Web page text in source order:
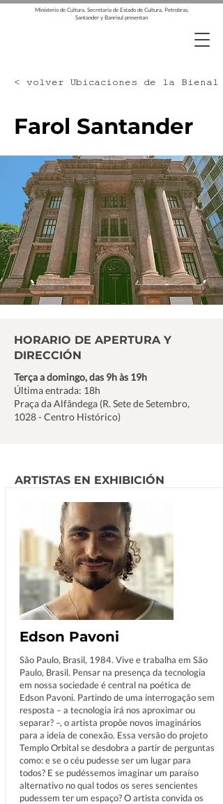
Ministerio de Cultura, Secretaría de Estado de Cultura, Petrobras,
Santander y Banrisul presentan
< volver Ubicaciones de la Bienal
Farol Santander
HORARIO DE APERTURA Y
DIRECCIÓN
Terça a domingo, das 9h às 19h
Última entrada: 18h
Praça da Alfândega (R. Sete de Setembro,
1028 - Centro Histórico)
ARTISTAS EN EXHIBICIÓN
Edson Pavoni
São Paulo, Brasil, 1984. Vive e trabalha em São
Paulo, Brasil. Pensar na presença da tecnologia
em nossa sociedade é central na poética de
Edson Pavoni. Partindo de uma interrogação sem
resposta – a tecnologia irá nos aproximar ou
separar? –, o artista propõe novos imaginários
para a ideia de conexão. Essa versão do projeto
Templo Orbital se desdobra a partir de perguntas
como: e se o céu pudesse ser um lugar para
todos? E se pudéssemos imaginar um paraíso
alternativo no qual todos os seres sencientes
pudessem ter um espaço? O artista convida os